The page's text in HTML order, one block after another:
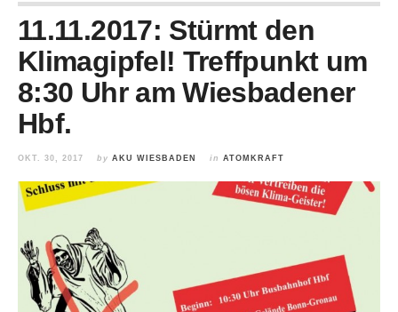
11.11.2017: Stürmt den
Klimagipfel! Treffpunkt um
8:30 Uhr am Wiesbadener
Hbf.
OKT. 30, 2017 by AKU WIESBADEN in ATOMKRAFT